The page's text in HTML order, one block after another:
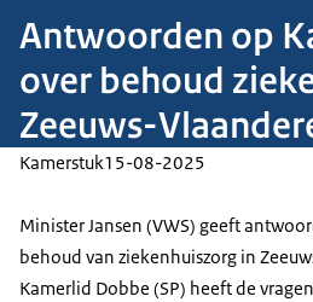
Antwoorden op
over behoud
Zeeuws-
Kamerstuk15-08-2025
Minister Jansen (VWS) geeft
behoud van ziekenhuiszorg in
Kamerlid Dobbe (SP) heeft de